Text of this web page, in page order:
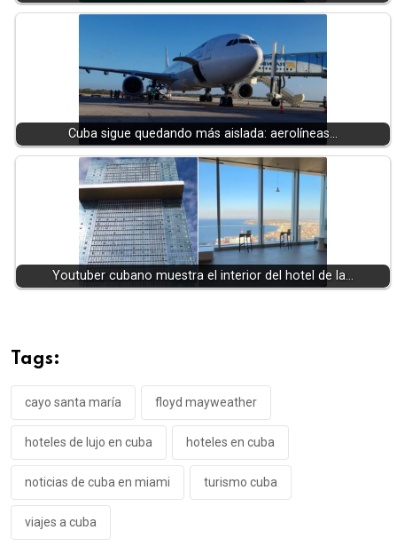
Cuba sigue quedando más aislada: aerolíneas…
Youtuber cubano muestra el interior del hotel de la…
Tags:
cayo santa maría floyd mayweather
hoteles de lujo en cuba hoteles en cuba
noticias de cuba en miami turismo cuba
viajes a cuba